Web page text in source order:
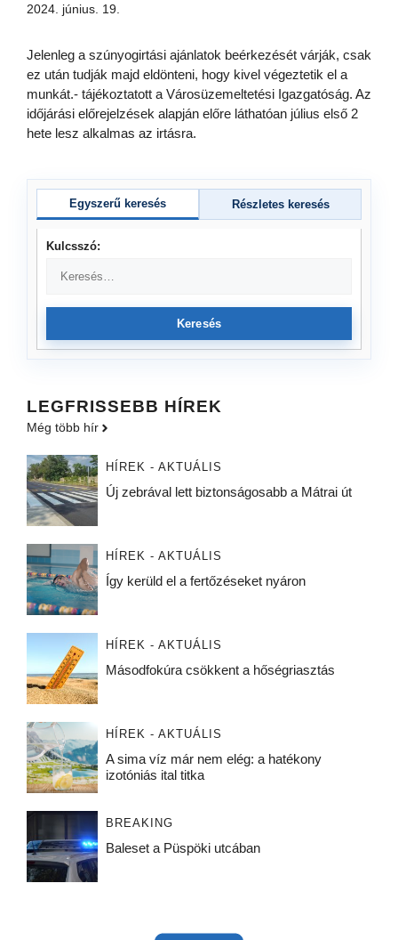
2024. június. 19.
Jelenleg a szúnyogirtási ajánlatok beérkezését várják, csak
ez után tudják majd eldönteni, hogy kivel végeztetik el a
munkát.- tájékoztatott a Városüzemeltetési Igazgatóság. Az
időjárási előrejelzések alapján előre láthatóan július első 2
hete lesz alkalmas az irtásra.
Egyszerű keresés Részletes keresés
Kulcsszó:
Keresés
LEGFRISSEBB HÍREK
Még több hír
HÍREK - AKTUÁLIS
Új zebrával lett biztonságosabb a Mátrai út
HÍREK - AKTUÁLIS
Így kerüld el a fertőzéseket nyáron
HÍREK - AKTUÁLIS
Másodfokúra csökkent a hőségriasztás
HÍREK - AKTUÁLIS
A sima víz már nem elég: a hatékony
izotóniás ital titka
BREAKING
Baleset a Püspöki utcában